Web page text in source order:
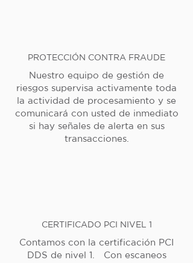
PROTECCIÓN CONTRA FRAUDE
Nuestro equipo de gestión de
riesgos supervisa activamente toda
la actividad de procesamiento y se
comunicará con usted de inmediato
si hay señales de alerta en sus
transacciones.
CERTIFICADO PCI NIVEL 1
Contamos con la certificación PCI
DDS de nivel 1. Con escaneos